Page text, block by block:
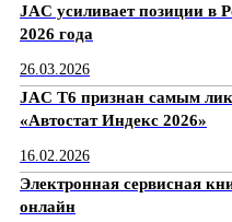
JAC усиливает позиции в
2026 года
26.03.2026
JAC T6 признан самым
«Автостат Индекс 2026»
16.02.2026
Электронная сервисная
онлайн